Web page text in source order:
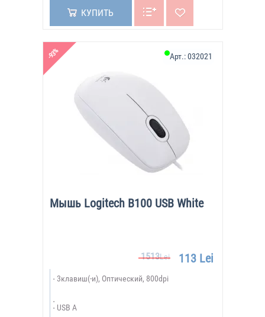
КУПИТЬ
-93%
Мышь Logitech B100 USB White
Арт.:032021
1513Lei 113 Lei
3клавиш(-и), Оптический, 800dpi
USB A